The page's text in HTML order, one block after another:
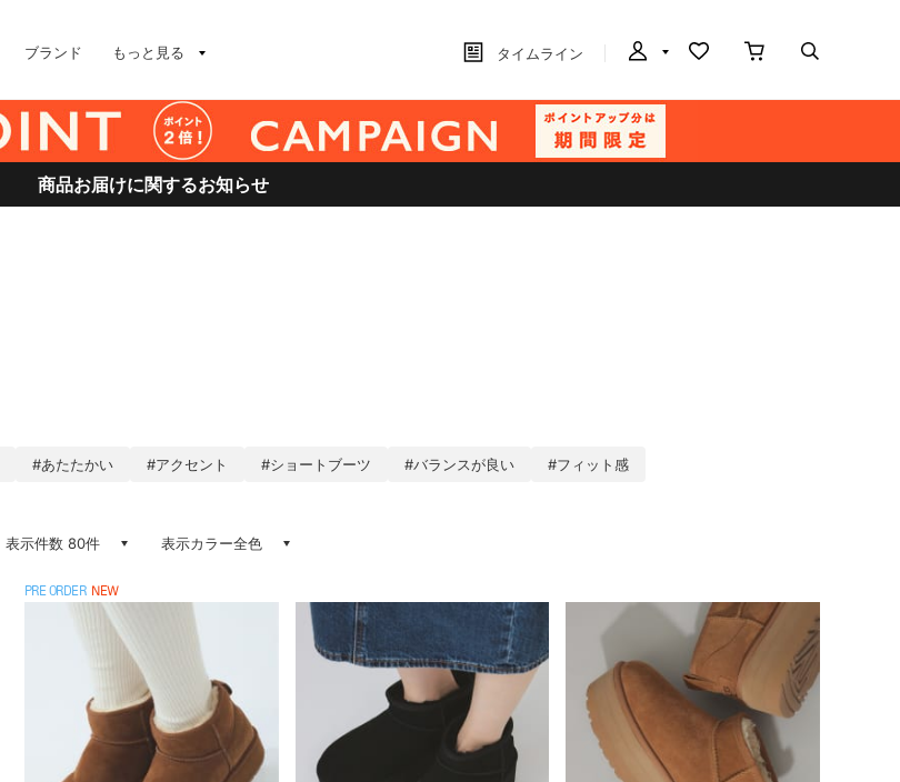
ブランド もっと見る タイムライン
商品お届けに関するお知らせ
#あたたかい #アクセント #ショートブーツ #バランスが良い #フィット感
表示件数 80件 表示カラー全色
PRE ORDER NEW